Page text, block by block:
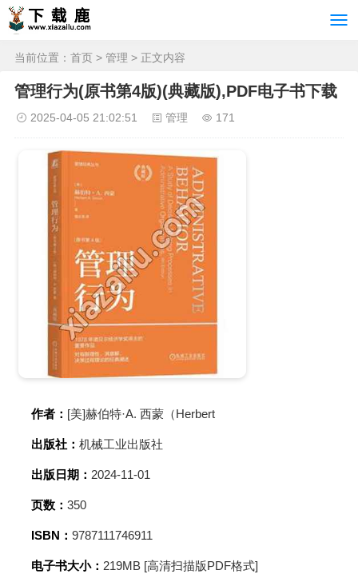
当前位置： 首页 > 管理 > 正文内容
管理行为(原书第4版)(典藏版),PDF电子书下载
2025-04-05 21:02:51 管理 171
作者： [美]赫伯特·A. 西蒙（Herbert
出版社： 机械工业出版社
出版日期： 2024-11-01
页数： 350
ISBN： 9787111746911
电子书大小： 219MB [高清扫描版PDF格式]